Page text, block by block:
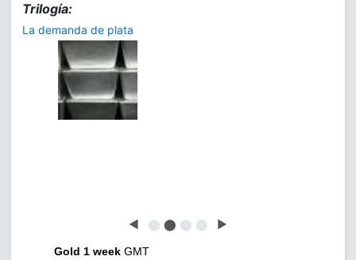
Trilogía:
La demanda de plata
◀ ⬤ ⬤ ⬤ ⬤ ▶
Gold 1 week GMT